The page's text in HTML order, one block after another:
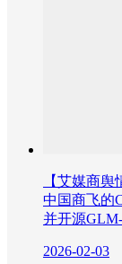
【艾媒商
中国商飞的
并开源
2026-02-03